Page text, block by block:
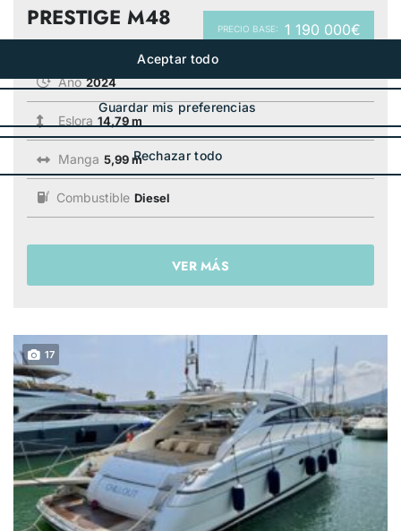
PRECIO BASE: 1 190 000€
PRESTIGE M48
Año 2024
Eslora 14,79 m
Manga 5,99 m
Combustible Diesel
VER MÁS
17